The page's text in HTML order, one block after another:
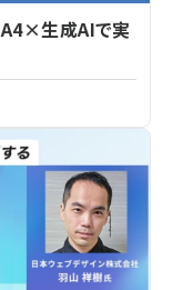
生成AIで実